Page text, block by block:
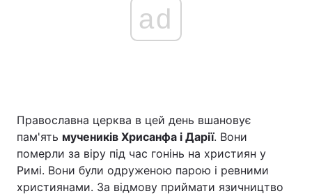
ad
Православна церква в цей день вшановує
пам'ять мучеників Хрисанфа і Дарії. Вони
померли за віру під час гонінь на християн у
Римі. Вони були одруженою парою і ревними
християнами. За відмову приймати язичництво